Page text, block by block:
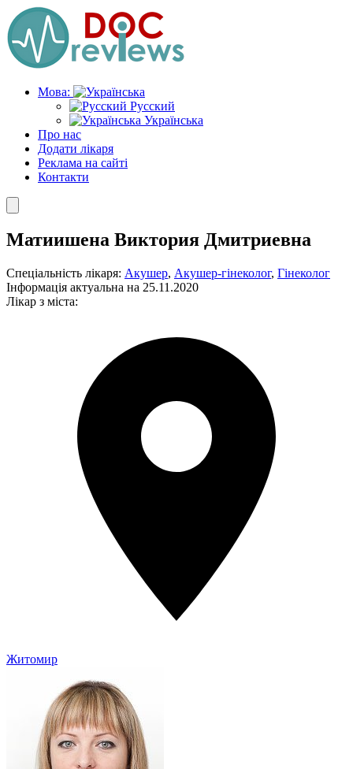
Skip
to
the
content
Мова:
Русский
Українська
Про нас
Додати лікаря
Реклама на сайті
Контакти
Матиишена Виктория Дмитриевна
Спеціальність лікаря: Акушер, Акушер-гінеколог, Гінеколог
Інформація актуальна на 25.11.2020
Лікар з міста:
Житомир